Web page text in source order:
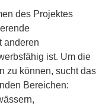
des Projektes
anderen
ist. Um die
zu können, sucht das
Bereichen: